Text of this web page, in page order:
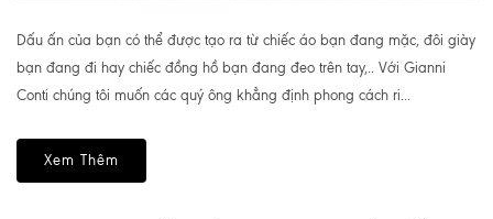
Dấu ấn của bạn có thể được tạo ra từ chiếc áo bạn đang mặc, đôi giày
bạn đang đi hay chiếc đồng hồ bạn đang đeo trên tay,.. Với Gianni
Conti chúng tôi muốn các quý ông khẳng định phong cách ri...
Xem Thêm